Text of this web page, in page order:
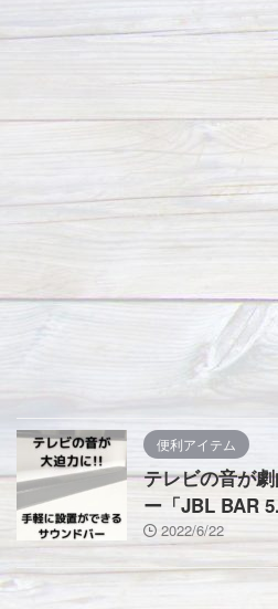
便利アイテム
テレビの音が
ー「JBL BAR
2022/6/22